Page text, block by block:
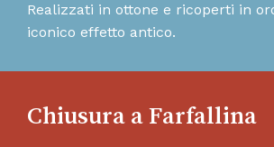
Realizzati in ottone e ricoperti in
iconico effetto antico.
Chiusura a Farfallina